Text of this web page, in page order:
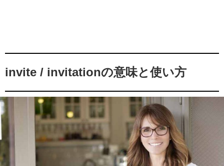
invite / invitationの意味と使い方